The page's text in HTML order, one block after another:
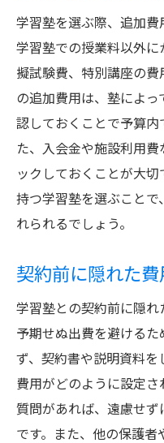
学習塾を選ぶ際、追加費
学習塾での授業料以外
擬試験費、特別講座の費
の追加費用は、塾によ
認しておくことで予算内
た、入会金や施設利用
ックしておくことが大
持つ学習塾を選ぶこと
れられるでしょう。
契約前に隠れた
学習塾との契約前に隠れ
予期せぬ出費を避けるた
ず、契約書や説明資料
費用がどのように設定さ
質問があれば、遠慮せ
です。また、他の保護